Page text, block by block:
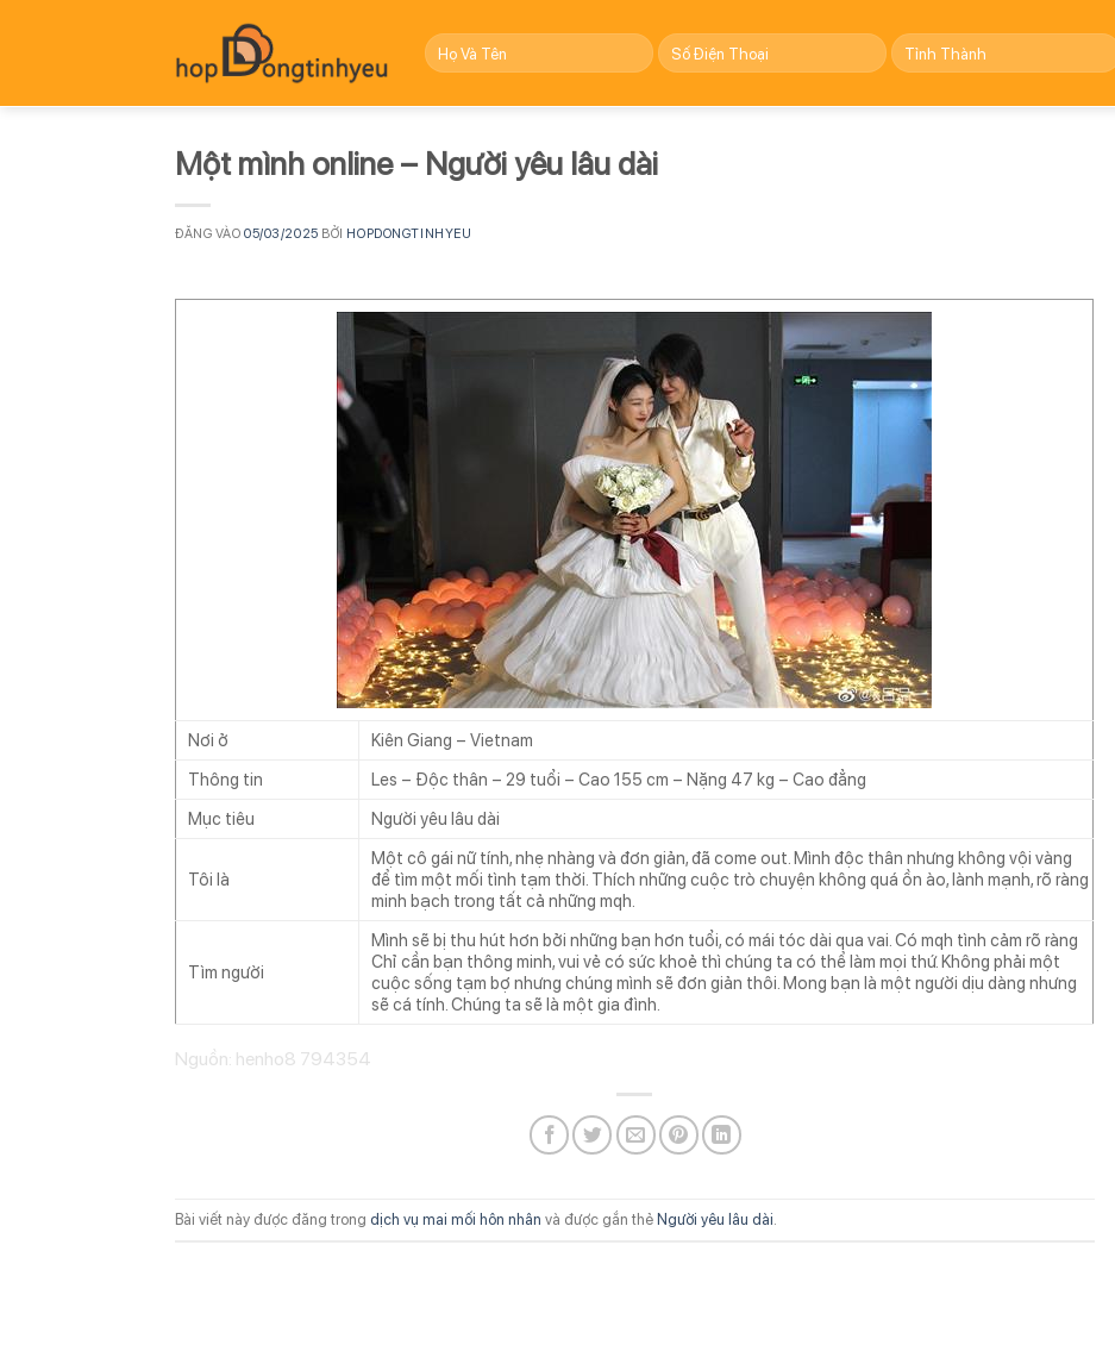
dung
Một mình online – Người yêu lâu dài
ĐĂNG VÀO05/03/2025 BỞI HOPDONGTINHYEU
Nơi ở
Kiên Giang – Vietnam
Thông tin
Les – Độc thân – 29 tuổi – Cao 155 cm – Nặng 47 kg – Cao đẳng
Mục tiêu
Người yêu lâu dài
Tôi là
Một cô gái nữ tính, nhẹ nhàng và đơn giản, đã come out. Mình độc thân nhưng không vội vàng
để tìm một mối tình tạm thời. Thích những cuộc trò chuyện không quá ồn ào, lành mạnh, rõ ràng
minh bạch trong tất cả những mqh.
Tìm người
Mình sẽ bị thu hút hơn bởi những bạn hơn tuổi, có mái tóc dài qua vai. Có mqh tình cảm rõ ràng
Chỉ cần bạn thông minh, vui vẻ có sức khoẻ thì chúng ta có thể làm mọi thứ. Không phải một
cuộc sống tạm bợ nhưng chúng mình sẽ đơn giản thôi. Mong bạn là một người dịu dàng nhưng
sẽ cá tính. Chúng ta sẽ là một gia đình.
Nguồn: henho8 794354
Bài viết này được đăng trong dịch vụ mai mối hôn nhân và được gắn thẻ Người yêu lâu dài